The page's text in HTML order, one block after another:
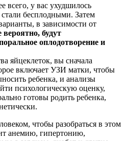
всего, у вас ухудшилось
бесплодными. Затем
в зависимости от
вероятно, будут
оплодотворение и
яйцеклеток, вы сначала
включает УЗИ матки, чтобы
ребенка, и анализы
психологическую оценку,
готовы родить ребенка,
чтобы разобраться в этом
анемию, гипертонию,